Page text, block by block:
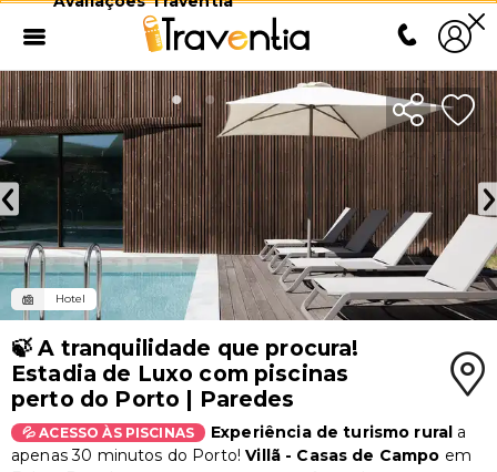
Hotel
🍃 A tranquilidade que procura!
Estadia de Luxo com piscinas
perto do Porto | Paredes
💦 ACESSO ÀS PISCINAS Experiência de turismo rural a
apenas 30 minutos do Porto!Villã - Casas de Campo em